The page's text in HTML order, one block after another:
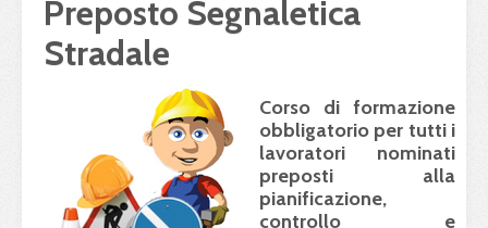
Preposto Segnaletica
Stradale
Corso di formazione
obbligatorio per tutti i
lavoratori nominati
preposti alla
pianificazione,
controllo e